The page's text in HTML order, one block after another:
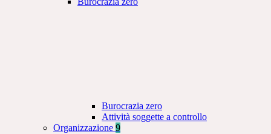
Burocrazia zero
Attività soggette a controllo
Organizzazione 9